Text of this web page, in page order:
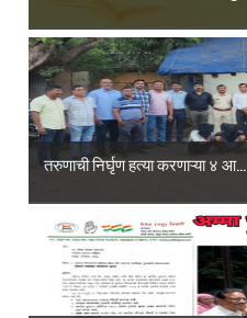
तरुणाची निर्घृण हत्या करणाऱ्या ४ आ...